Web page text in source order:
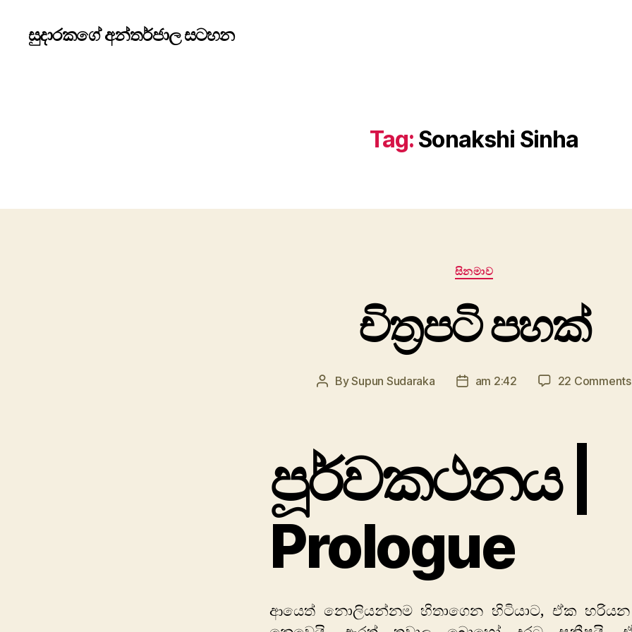
සුදාරකගේ අන්තර්ජාල සටහන
Tag: Sonakshi Sinha
Categories
සිනමාව
චිත්‍රපටි පහක්
PostBySupun Sudaraka
Postam 2:42 22 Comments
පූර්වකථනය |
Prologue
ආයෙත් නොලියන්නම හිතාගෙන හිටියාට, ඒක හරියන